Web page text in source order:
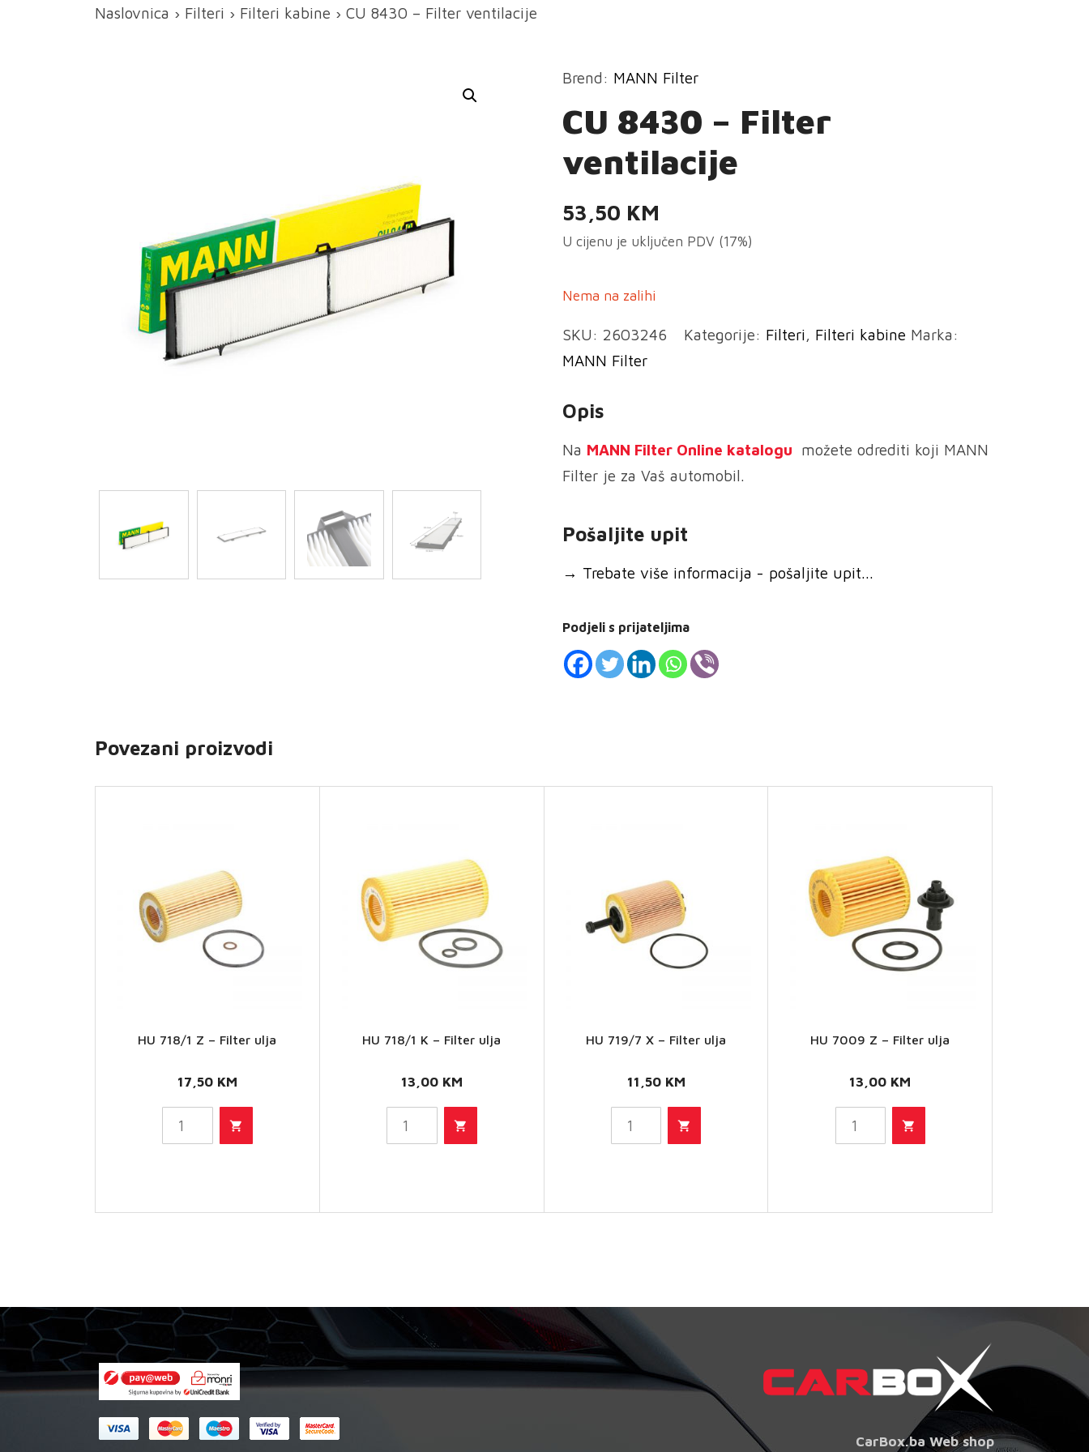
Naslovnica › Filteri › Filteri kabine › CU 8430 – Filter ventilacije
Brend: MANN Filter
CU 8430 – Filter
ventilacije
53,50 KM
U cijenu je uključen PDV (17%)
Nema na zalihi
SKU: 2603246 Kategorije: Filteri, Filteri kabine Marka:
MANN Filter
Opis
Na MANN Filter Online katalogu možete odrediti koji MANN
Filter je za Vaš automobil.
Pošaljite upit
→ Trebate više informacija - pošaljite upit...
Podjeli s prijateljima
Povezani proizvodi
HU 718/1 Z – Filter ulja
17,50 KM
718/1 Z
- Filter
HU 718/1 K – Filter ulja
13,00 KM
HU
Filter
ulja
HU 719/7 X – Filter ulja
11,50 KM
HU
Filter
ulja
HU 7009 Z – Filter ulja
13,00 KM
7009 Z
- Filter
CarBox.ba Web shop